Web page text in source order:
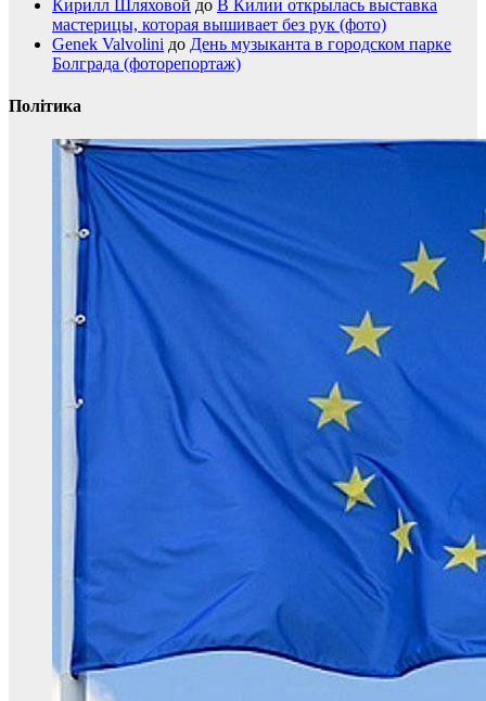
Кирилл Шляховой до В Килии открылась выставка
мастерицы, которая вышивает без рук (фото)
Genek Valvolini до День музыканта в городском парке
Болграда (фоторепортаж)
Політика